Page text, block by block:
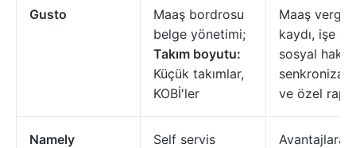
Gusto
Maaş bordrosu
belge yönetimi;
Takım boyutu:
Küçük takımlar,
KOBİ'ler
Maaş vergisi
kaydı, işe
sosyal
ve özel
Namely
Self servis
Avantajlara